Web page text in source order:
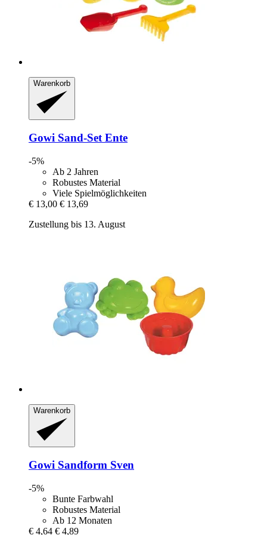
Warenkorb
Gowi Sand-​Set Ente
-5%
Ab 2 Jahren
Robustes Material
Viele Spielmöglichkeiten
€ 13,00 € 13,69
Zustellung bis 13. August
Warenkorb
Gowi Sandform Sven
-5%
Bunte Farbwahl
Robustes Material
Ab 12 Monaten
€ 4,64 € 4,89